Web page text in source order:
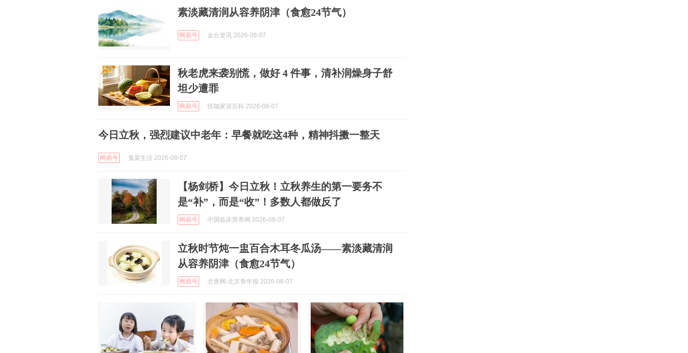
素淡藏清润从容养阴津（食愈24节气）
网易号 金台资讯 2026-08-07
秋老虎来袭别慌，做好 4 件事，清补润燥身子舒
坦少遭罪
网易号 怪咖家居百科 2026-08-07
今日立秋，强烈建议中老年：早餐就吃这4种，精神抖擞一整天
网易号 鬼菜生活 2026-08-07
【杨剑桥】今日立秋！立秋养生的第一要务不
是“补”，而是“收”！多数人都做反了
网易号 中国临床营养网 2026-08-07
立秋时节炖一盅百合木耳冬瓜汤——素淡藏清润
从容养阴津（食愈24节气）
网易号 北青网-北京青年报 2026-08-07